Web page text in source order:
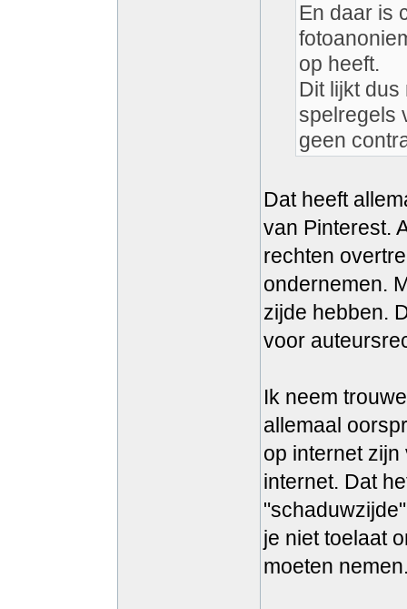
En daar is
op heeft.
Dit lijkt
spelregels
geen
Dat heeft
van Pinterest.
rechten
ondernemen.
zijde hebben.
voor
Ik neem
allemaal
op internet
internet. Dat
je niet toelaat
moeten